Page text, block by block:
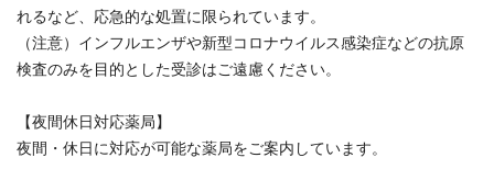
れるなど、応急的な処置に限られています。
（注意）インフルエンザや新型コロナウイルス感染症などの抗原
検査のみを目的とした受診はご遠慮ください。
【夜間休日対応薬局】
夜間・休日に対応が可能な薬局をご案内しています。